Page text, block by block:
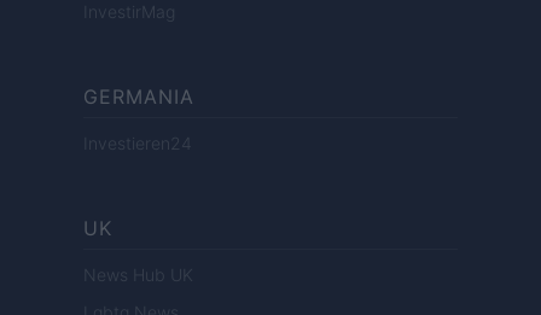
InvestirMag
GERMANIA
Investieren24
UK
News Hub UK